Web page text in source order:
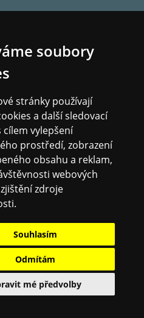
soubory
stránky používají
a další sledovací
cílem vylepšení
prostředí, zobrazení
obsahu a reklam,
webových
zdroje
Souhlasím
Odmítám
mé předvolby
Platba